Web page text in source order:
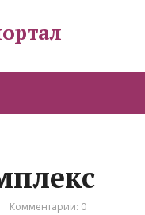
Комментарии: 0